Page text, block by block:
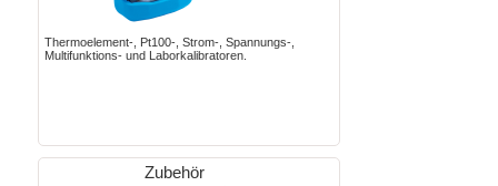
Thermoelement-, Pt100-, Strom-, Spannungs-,
Multifunktions- und Laborkalibratoren.
Zubehör